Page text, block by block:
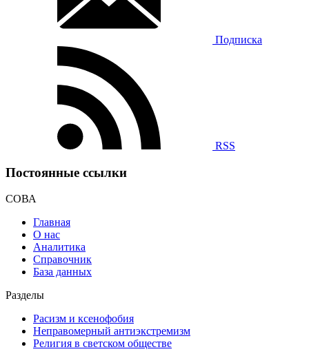
Подписка
RSS
Постоянные ссылки
СОВА
Главная
О нас
Аналитика
Справочник
База данных
Разделы
Расизм и ксенофобия
Неправомерный антиэкстремизм
Религия в светском обществе